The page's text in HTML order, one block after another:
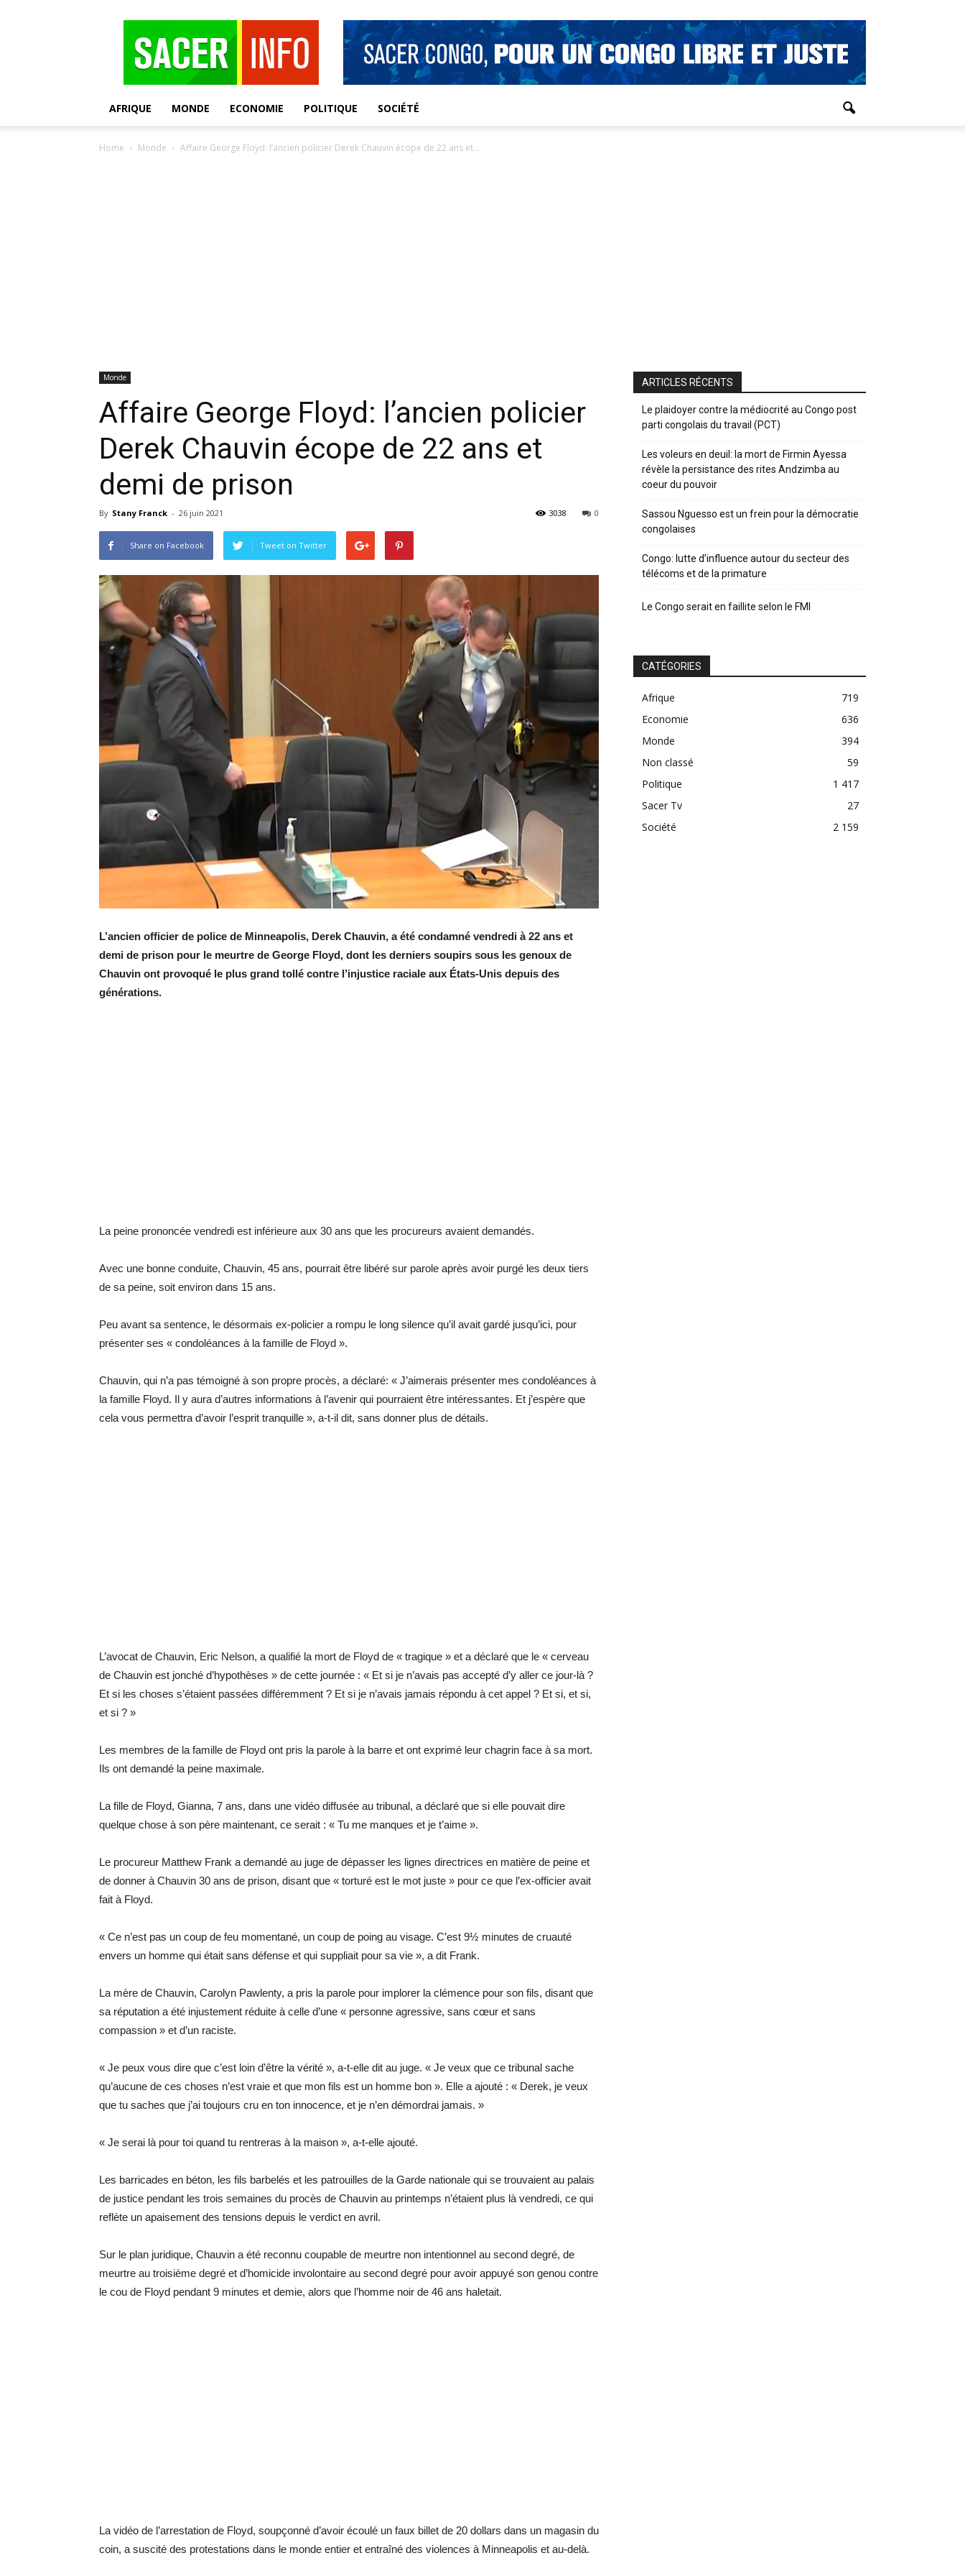
AFRIQUE MONDE ECONOMIE POLITIQUE SOCIÉTÉ
Home Monde Affaire George Floyd: l’ancien policier Derek Chauvin écope de 22 ans et...
Monde
Affaire George Floyd: l’ancien policier
Derek Chauvin écope de 22 ans et
demi de prison
By Stany Franck - 26 juin 2021 0
3038
Share on Facebook Tweet on Twitter
L’ancien officier de police de Minneapolis, Derek Chauvin, a été condamné vendredi à 22 ans et
demi de prison pour le meurtre de George Floyd, dont les derniers soupirs sous les genoux de
Chauvin ont provoqué le plus grand tollé contre l’injustice raciale aux États-Unis depuis des
générations.
La peine prononcée vendredi est inférieure aux 30 ans que les procureurs avaient demandés.
Avec une bonne conduite, Chauvin, 45 ans, pourrait être libéré sur parole après avoir purgé les deux tiers
de sa peine, soit environ dans 15 ans.
Peu avant sa sentence, le désormais ex-policier a rompu le long silence qu’il avait gardé jusqu’ici, pour
présenter ses « condoléances à la famille de Floyd ».
Chauvin, qui n’a pas témoigné à son propre procès, a déclaré: « J’aimerais présenter mes condoléances à
la famille Floyd. Il y aura d’autres informations à l’avenir qui pourraient être intéressantes. Et j’espère que
cela vous permettra d’avoir l’esprit tranquille », a-t-il dit, sans donner plus de détails.
L’avocat de Chauvin, Eric Nelson, a qualifié la mort de Floyd de « tragique » et a déclaré que le « cerveau
de Chauvin est jonché d’hypothèses » de cette journée : « Et si je n’avais pas accepté d’y aller ce jour-là ?
Et si les choses s’étaient passées différemment ? Et si je n’avais jamais répondu à cet appel ? Et si, et si,
et si ? »
Les membres de la famille de Floyd ont pris la parole à la barre et ont exprimé leur chagrin face à sa mort.
Ils ont demandé la peine maximale.
La fille de Floyd, Gianna, 7 ans, dans une vidéo diffusée au tribunal, a déclaré que si elle pouvait dire
quelque chose à son père maintenant, ce serait : « Tu me manques et je t’aime ».
Le procureur Matthew Frank a demandé au juge de dépasser les lignes directrices en matière de peine et
de donner à Chauvin 30 ans de prison, disant que « torturé est le mot juste » pour ce que l’ex-officier avait
fait à Floyd.
« Ce n’est pas un coup de feu momentané, un coup de poing au visage. C’est 9½ minutes de cruauté
envers un homme qui était sans défense et qui suppliait pour sa vie », a dit Frank.
La mère de Chauvin, Carolyn Pawlenty, a pris la parole pour implorer la clémence pour son fils, disant que
sa réputation a été injustement réduite à celle d’une « personne agressive, sans cœur et sans
compassion » et d’un raciste.
« Je peux vous dire que c’est loin d’être la vérité », a-t-elle dit au juge. « Je veux que ce tribunal sache
qu’aucune de ces choses n’est vraie et que mon fils est un homme bon ». Elle a ajouté : « Derek, je veux
que tu saches que j’ai toujours cru en ton innocence, et je n’en démordrai jamais. »
« Je serai là pour toi quand tu rentreras à la maison », a-t-elle ajouté.
Les barricades en béton, les fils barbelés et les patrouilles de la Garde nationale qui se trouvaient au palais
de justice pendant les trois semaines du procès de Chauvin au printemps n’étaient plus là vendredi, ce qui
reflète un apaisement des tensions depuis le verdict en avril.
Sur le plan juridique, Chauvin a été reconnu coupable de meurtre non intentionnel au second degré, de
meurtre au troisième degré et d’homicide involontaire au second degré pour avoir appuyé son genou contre
le cou de Floyd pendant 9 minutes et demie, alors que l’homme noir de 46 ans haletait.
La vidéo de l’arrestation de Floyd, soupçonné d’avoir écoulé un faux billet de 20 dollars dans un magasin du
coin, a suscité des protestations dans le monde entier et entraîné des violences à Minneapolis et au-delà.
ARTICLES RÉCENTS
Le plaidoyer contre la médiocrité au Congo post
parti congolais du travail (PCT)
Les voleurs en deuil: la mort de Firmin Ayessa
révèle la persistance des rites Andzimba au
coeur du pouvoir
Sassou Nguesso est un frein pour la démocratie
congolaises
Congo: lutte d’influence autour du secteur des
télécoms et de la primature
Le Congo serait en faillite selon le FMI
CATÉGORIES
Afrique
719
Economie
636
Monde
394
Non classé
59
Politique
1 417
Sacer Tv
27
Société
2 159